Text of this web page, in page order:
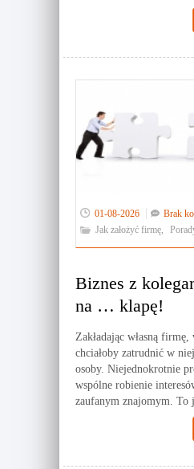
01-08-2026
Brak
Jak założyć firmę,
Biznes z
na … klapę!
Zakładając własną firmę,
chciałoby zatrudnić w
osoby. Niejednokrotnie
wspólne robienie
zaufanym znajomym. To